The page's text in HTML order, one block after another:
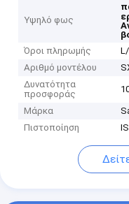
Υψηλό φως
Όροι πληρωμής
Αριθμό μοντέλου
Δυνατότητα
προσφοράς
Μάρκα
Πιστοποίηση